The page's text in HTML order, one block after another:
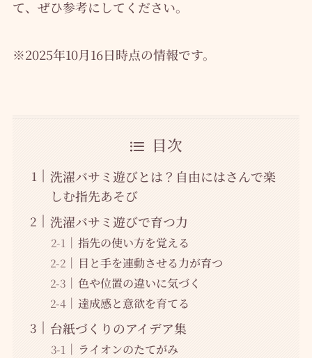
て、ぜひ参考にしてください。
※2025年10月16日時点の情報です。
目次
洗濯バサミ遊びとは？自由にはさんで楽
しむ指先あそび
洗濯バサミ遊びで育つ力
指先の使い方を覚える
目と手を連動させる力が育つ
色や位置の違いに気づく
達成感と意欲を育てる
台紙づくりのアイデア集
ライオンのたてがみ